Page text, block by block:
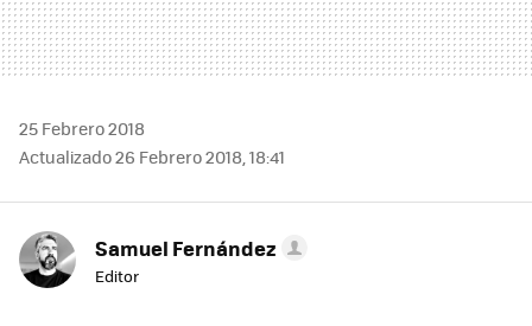
25 Febrero 2018
Actualizado 26 Febrero 2018, 18:41
Samuel Fernández
Editor